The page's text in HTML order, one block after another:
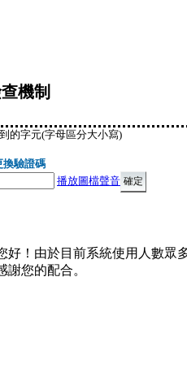
機制
的字元(字母區分大小寫)
換驗證碼
播放圖檔聲音
好！由於目前系統使用人數眾
謝您的配合。